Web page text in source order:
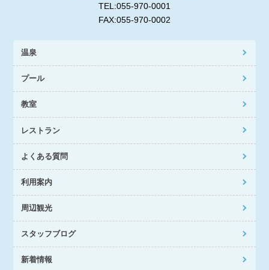
TEL:055-970-0001
FAX:055-970-0002
温泉
プール
教室
レストラン
よくある質問
利用案内
周辺観光
スタッフブログ
新着情報